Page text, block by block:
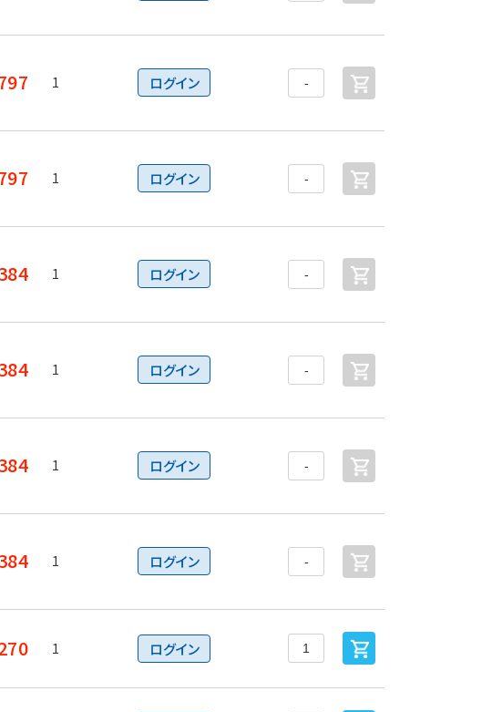
1 ログイン
1 ログイン
1 ログイン
1 ログイン
1 ログイン
1 ログイン
1 ログイン